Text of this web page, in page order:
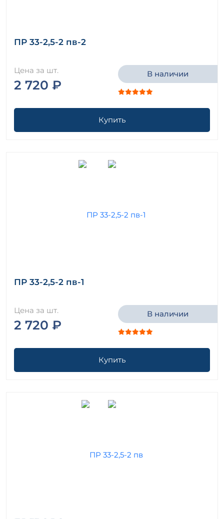
ПР 33-2,5-2 пв-2
Цена за шт.
2 720 ₽
В наличии
Купить
ПР 33-2,5-2 пв-1
Цена за шт.
2 720 ₽
В наличии
Купить